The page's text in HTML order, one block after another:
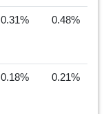
0.31% 0.48%
0.18% 0.21%